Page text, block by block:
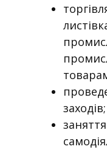
заходів;